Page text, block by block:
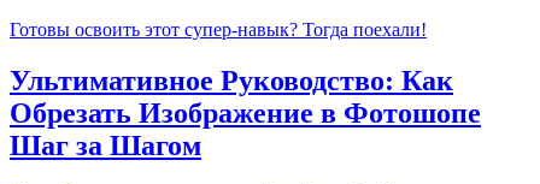
Готовы освоить этот супер-навык? Тогда поехали!
Ультимативное Руководство: Как
Обрезать Изображение в Фотошопе
Шаг за Шагом